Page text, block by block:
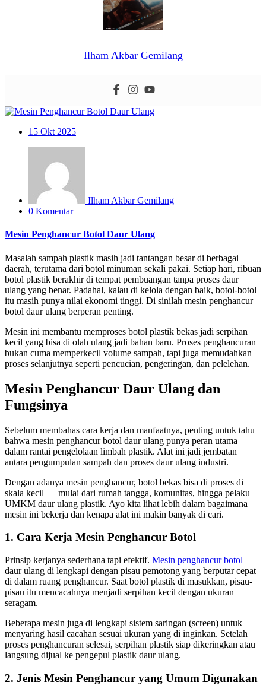
Ilham Akbar Gemilang
15 Okt 2025
Ilham Akbar Gemilang
0 Komentar
Mesin Penghancur Botol Daur Ulang
Masalah sampah plastik masih jadi tantangan besar di berbagai
daerah, terutama dari botol minuman sekali pakai. Setiap hari, ribuan
botol plastik berakhir di tempat pembuangan tanpa proses daur
ulang yang benar. Padahal, kalau di kelola dengan baik, botol-botol
itu masih punya nilai ekonomi tinggi. Di sinilah mesin penghancur
botol daur ulang berperan penting.
Mesin ini membantu memproses botol plastik bekas jadi serpihan
kecil yang bisa di olah ulang jadi bahan baru. Proses penghancuran
bukan cuma memperkecil volume sampah, tapi juga memudahkan
proses selanjutnya seperti pencucian, pengeringan, dan pelelehan.
Mesin Penghancur Daur Ulang dan
Fungsinya
Sebelum membahas cara kerja dan manfaatnya, penting untuk tahu
bahwa mesin penghancur botol daur ulang punya peran utama
dalam rantai pengelolaan limbah plastik. Alat ini jadi jembatan
antara pengumpulan sampah dan proses daur ulang industri.
Dengan adanya mesin penghancur, botol bekas bisa di proses di
skala kecil — mulai dari rumah tangga, komunitas, hingga pelaku
UMKM daur ulang plastik. Ayo kita lihat lebih dalam bagaimana
mesin ini bekerja dan kenapa alat ini makin banyak di cari.
1. Cara Kerja Mesin Penghancur Botol
Prinsip kerjanya sederhana tapi efektif. Mesin penghancur botol
daur ulang di lengkapi dengan pisau pemotong yang berputar cepat
di dalam ruang penghancur. Saat botol plastik di masukkan, pisau-
pisau itu mencacahnya menjadi serpihan kecil dengan ukuran
seragam.
Beberapa mesin juga di lengkapi sistem saringan (screen) untuk
menyaring hasil cacahan sesuai ukuran yang di inginkan. Setelah
proses penghancuran selesai, serpihan plastik siap dikeringkan atau
langsung dijual ke pengepul plastik daur ulang.
2. Jenis Mesin Penghancur yang Umum Digunakan